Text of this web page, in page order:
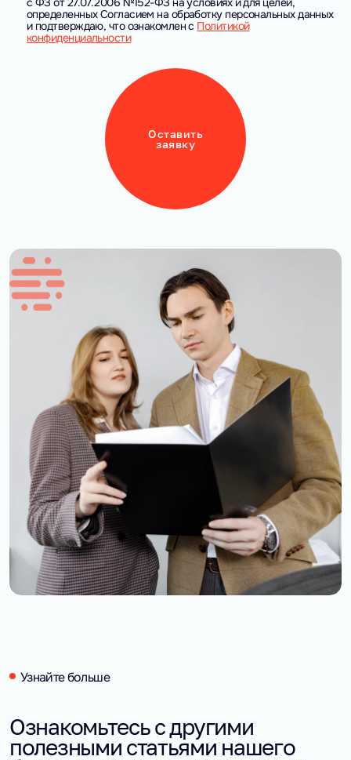
определенных Согласием на обработку персональных данных
и подтверждаю, что ознакомлен с Политикой
конфиденциальности
Оставить
заявку
Узнайте больше
Ознакомьтесь с другими
полезными статьями нашего